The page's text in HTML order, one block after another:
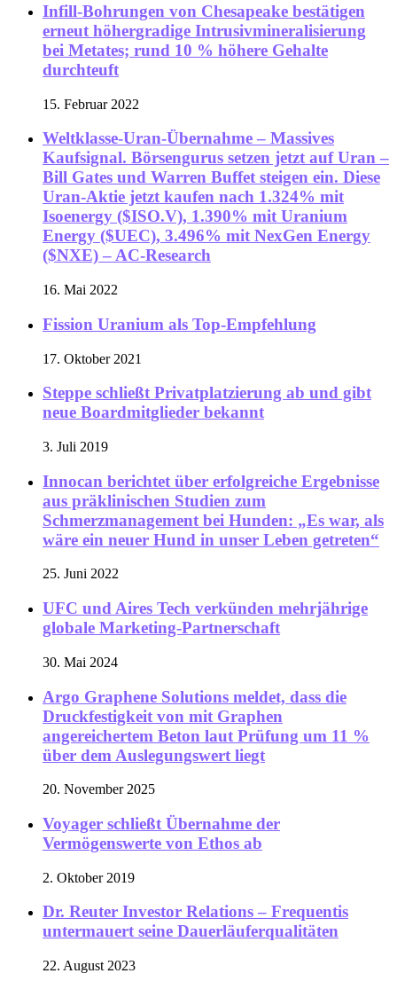
Infill-Bohrungen von Chesapeake bestätigen
erneut höhergradige Intrusivmineralisierung
bei Metates; rund 10 % höhere Gehalte
durchteuft
15. Februar 2022
Weltklasse-Uran-Übernahme – Massives
Kaufsignal. Börsengurus setzen jetzt auf Uran –
Bill Gates und Warren Buffet steigen ein. Diese
Uran-Aktie jetzt kaufen nach 1.324% mit
Isoenergy ($ISO.V), 1.390% mit Uranium
Energy ($UEC), 3.496% mit NexGen Energy
($NXE) – AC-Research
16. Mai 2022
Fission Uranium als Top-Empfehlung
17. Oktober 2021
Steppe schließt Privatplatzierung ab und gibt
neue Boardmitglieder bekannt
3. Juli 2019
Innocan berichtet über erfolgreiche Ergebnisse
aus präklinischen Studien zum
Schmerzmanagement bei Hunden: „Es war, als
wäre ein neuer Hund in unser Leben getreten“
25. Juni 2022
UFC und Aires Tech verkünden mehrjährige
globale Marketing-Partnerschaft
30. Mai 2024
Argo Graphene Solutions meldet, dass die
Druckfestigkeit von mit Graphen
angereichertem Beton laut Prüfung um 11 %
über dem Auslegungswert liegt
20. November 2025
Voyager schließt Übernahme der
Vermögenswerte von Ethos ab
2. Oktober 2019
Dr. Reuter Investor Relations – Frequentis
untermauert seine Dauerläuferqualitäten
22. August 2023